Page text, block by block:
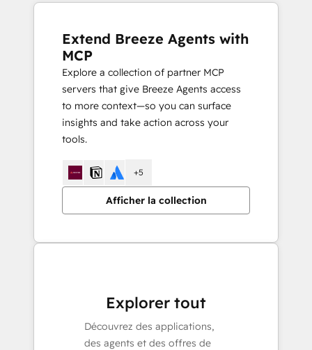
Extend Breeze Agents with
MCP
Explore a collection of partner MCP
servers that give Breeze Agents access
to more context—so you can surface
insights and take action across your
tools.
Afficher la collection
+5
Explorer tout
Découvrez des applications,
des agents et des offres de